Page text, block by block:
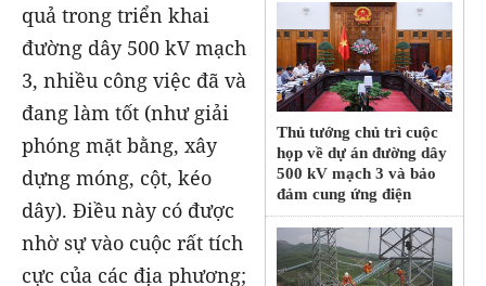
Thủ tướng chủ trì cuộc
họp về dự án đường dây
500 kV mạch 3 và bảo
đảm cung ứng điện
quả trong triển khai
đường dây 500 kV mạch
3, nhiều công việc đã và
đang làm tốt (như giải
phóng mặt bằng, xây
dựng móng, cột, kéo
dây). Điều này có được
nhờ sự vào cuộc rất tích
cực của các địa phương;